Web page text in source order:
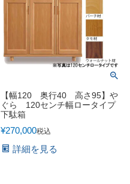
【幅120 奥行40 高さ95】や
ぐら 120センチ幅ロータイプ
下駄箱
¥270,000税込
詳細を見る